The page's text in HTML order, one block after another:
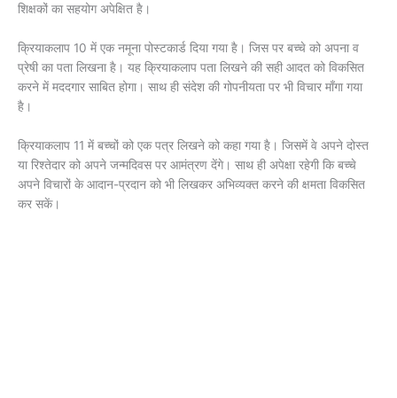
शिक्षकों का सहयोग अपेक्षित है।
क्रियाकलाप 10 में एक नमूना पोस्टकार्ड दिया गया है। जिस पर बच्चे को अपना व
प्रेषी का पता लिखना है। यह क्रियाकलाप पता लिखने की सही आदत को विकसित
करने में मददगार साबित होगा। साथ ही संदेश की गोपनीयता पर भी विचार माँगा गया
है।
क्रियाकलाप 11 में बच्चों को एक पत्र लिखने को कहा गया है। जिसमें वे अपने दोस्त
या रिश्तेदार को अपने जन्मदिवस पर आमंत्रण देंगे। साथ ही अपेक्षा रहेगी कि बच्चे
अपने विचारों के आदान-प्रदान को भी लिखकर अभिव्यक्त करने की क्षमता विकसित
कर सकें।